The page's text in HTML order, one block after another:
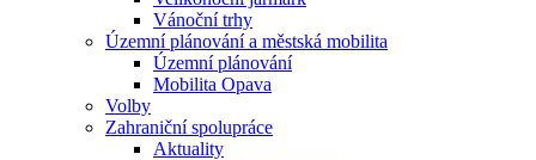
Vánoční trhy
Územní plánování a městská mobilita
Územní plánování
Mobilita Opava
Volby
Zahraniční spolupráce
Aktuality